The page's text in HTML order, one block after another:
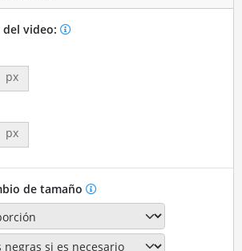
video:
px
px
de tamaño